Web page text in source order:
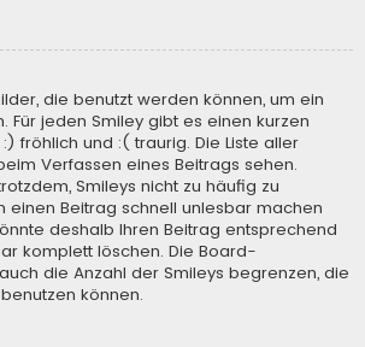
die benutzt werden können, um ein
Für jeden Smiley gibt es einen kurzen
fröhlich und :( traurig. Die Liste aller
Verfassen eines Beitrags sehen.
Smileys nicht zu häufig zu
einen Beitrag schnell unlesbar machen
deshalb Ihren Beitrag entsprechend
komplett löschen. Die Board-
die Anzahl der Smileys begrenzen, die
können.